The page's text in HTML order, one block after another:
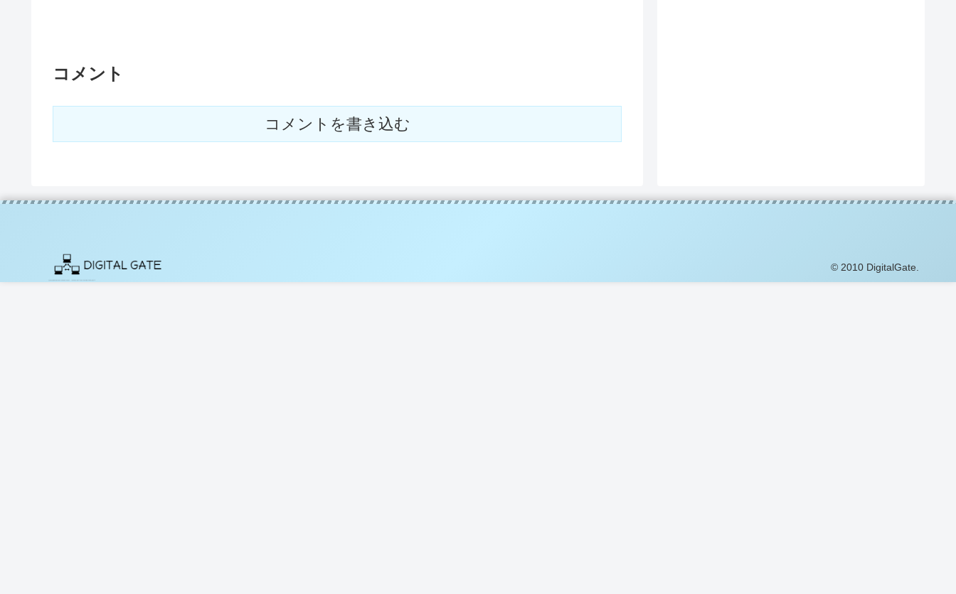
コメント
コメントを書き込む
© 2010 DigitalGate.